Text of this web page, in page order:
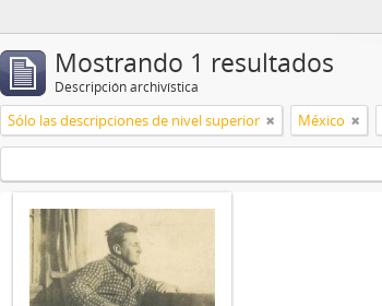
Mostrando 1 resultados
Descripción archivística
Sólo las descripciones de nivel superior México